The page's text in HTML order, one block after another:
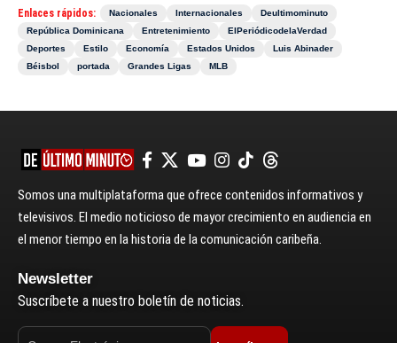
Enlaces rápidos: Nacionales Internacionales
Deultimominuto
República Dominicana
Entretenimiento
ElPeriódicodelaVerdad
Deportes
Estilo Economía Estados Unidos
Luis Abinader
Béisbol
portada Grandes Ligas MLB
Somos una multiplataforma que ofrece contenidos informativos y
televisivos. El medio noticioso de mayor crecimiento en audiencia en
el menor tiempo en la historia de la comunicación caribeña.
Newsletter
Suscríbete a nuestro boletín de noticias.